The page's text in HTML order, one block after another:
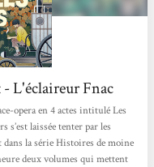
L'éclaireur Fnac
opera en 4 actes intitulé Les
s’est laissée tenter par les
dans la série Histoires de moine
deux volumes qui mettent